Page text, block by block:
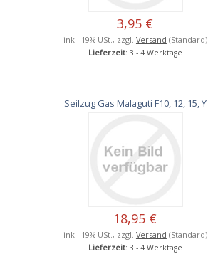
3,95 €
inkl. 19% USt., zzgl. Versand (Standard)
Lieferzeit: 3 - 4 Werktage
Seilzug Gas Malaguti F10, 12, 15, Y
18,95 €
inkl. 19% USt., zzgl. Versand (Standard)
Lieferzeit: 3 - 4 Werktage